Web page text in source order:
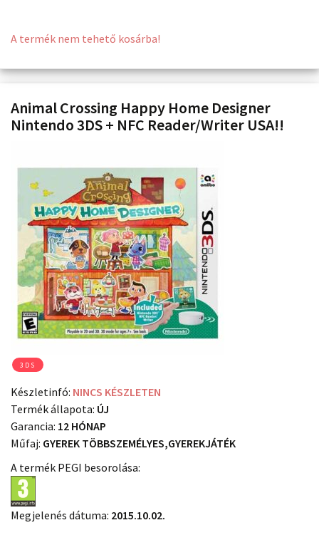
A termék nem tehető kosárba!
Animal Crossing Happy Home Designer
Nintendo 3DS + NFC Reader/Writer USA!!
3DS
Készletinfó: NINCS KÉSZLETEN
Termék állapota: ÚJ
Garancia: 12 HÓNAP
Műfaj: GYEREK TÖBBSZEMÉLYES,GYEREKJÁTÉK
A termék PEGI besorolása:
Megjelenés dátuma: 2015.10.02.